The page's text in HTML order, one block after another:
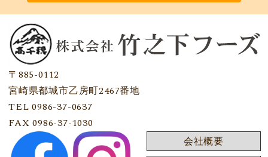
〒885-0112
宮崎県都城市乙房町2467番地
TEL 0986-37-0637
FAX 0986-37-1030
会社概要